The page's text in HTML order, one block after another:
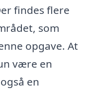
findes flere
som
opgave. At
være en
en